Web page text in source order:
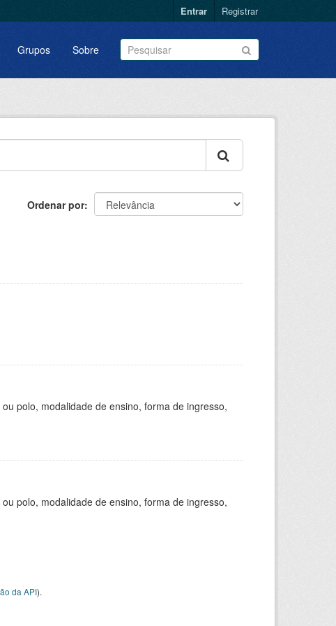
Entrar Registrar
Grupos Sobre
Ordenar por
polo, modalidade de ensino, forma de ingresso,
polo, modalidade de ensino, forma de ingresso,
da API).